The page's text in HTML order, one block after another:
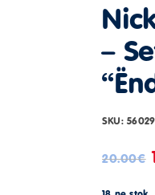
–
SKU:
20.00€